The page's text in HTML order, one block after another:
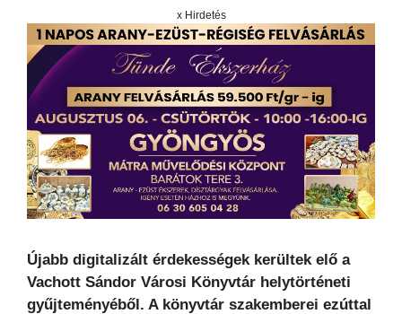
x Hirdetés
Újabb digitalizált érdekességek kerültek elő a
Vachott Sándor Városi Könyvtár helytörténeti
gyűjteményéből. A könyvtár szakemberei ezúttal